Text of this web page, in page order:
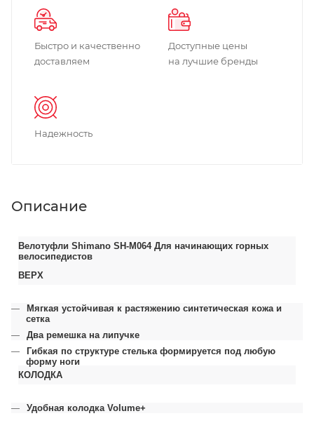
Быстро и качественно
доставляем
Доступные цены
на лучшие бренды
Надежность
Описание
Велотуфли Shimano SH-M064 Для начинающих горных
велосипедистов
ВЕРХ
Мягкая устойчивая к растяжению синтетическая кожа и
сетка
Два ремешка на липучке
Гибкая по структуре стелька формируется под любую
форму ноги
КОЛОДКА
Удобная колодка Volume+